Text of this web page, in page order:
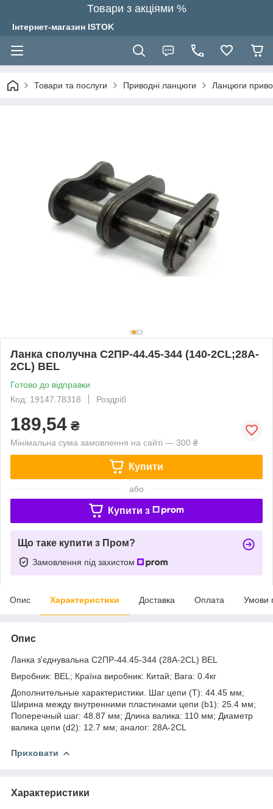
Товари з акціями %
Інтернет-магазин ISTOK
Товари та послуги Приводні ланцюги Ланцюги
Ланка сполучна С2ПР-44.45-344 (140-2CL;28A-
2CL) BEL
Готово до відправки
Код: 19147.78318
Роздріб
189,54 ₴
Мінімальна сума замовлення на сайті — 300 ₴
Купити
або
Купити з
Що таке купити з Пром?
Замовлення під захистом
Опис Характеристики Доставка Оплата Умови
Опис
Ланка з'єднувальна С2ПР-44.45-344 (28A-2CL) BEL
Виробник: BEL; Країна виробник: Китай; Вага: 0.4кг
Дополнительные характеристики. Шаг цепи (T): 44.45 мм;
Ширина между внутренними пластинами цепи (b1): 25.4 мм;
Поперечный шаг: 48.87 мм; Длина валика: 110 мм; Диаметр
валика цепи (d2): 12.7 мм; аналог: 28A-2CL
Приховати
Характеристики